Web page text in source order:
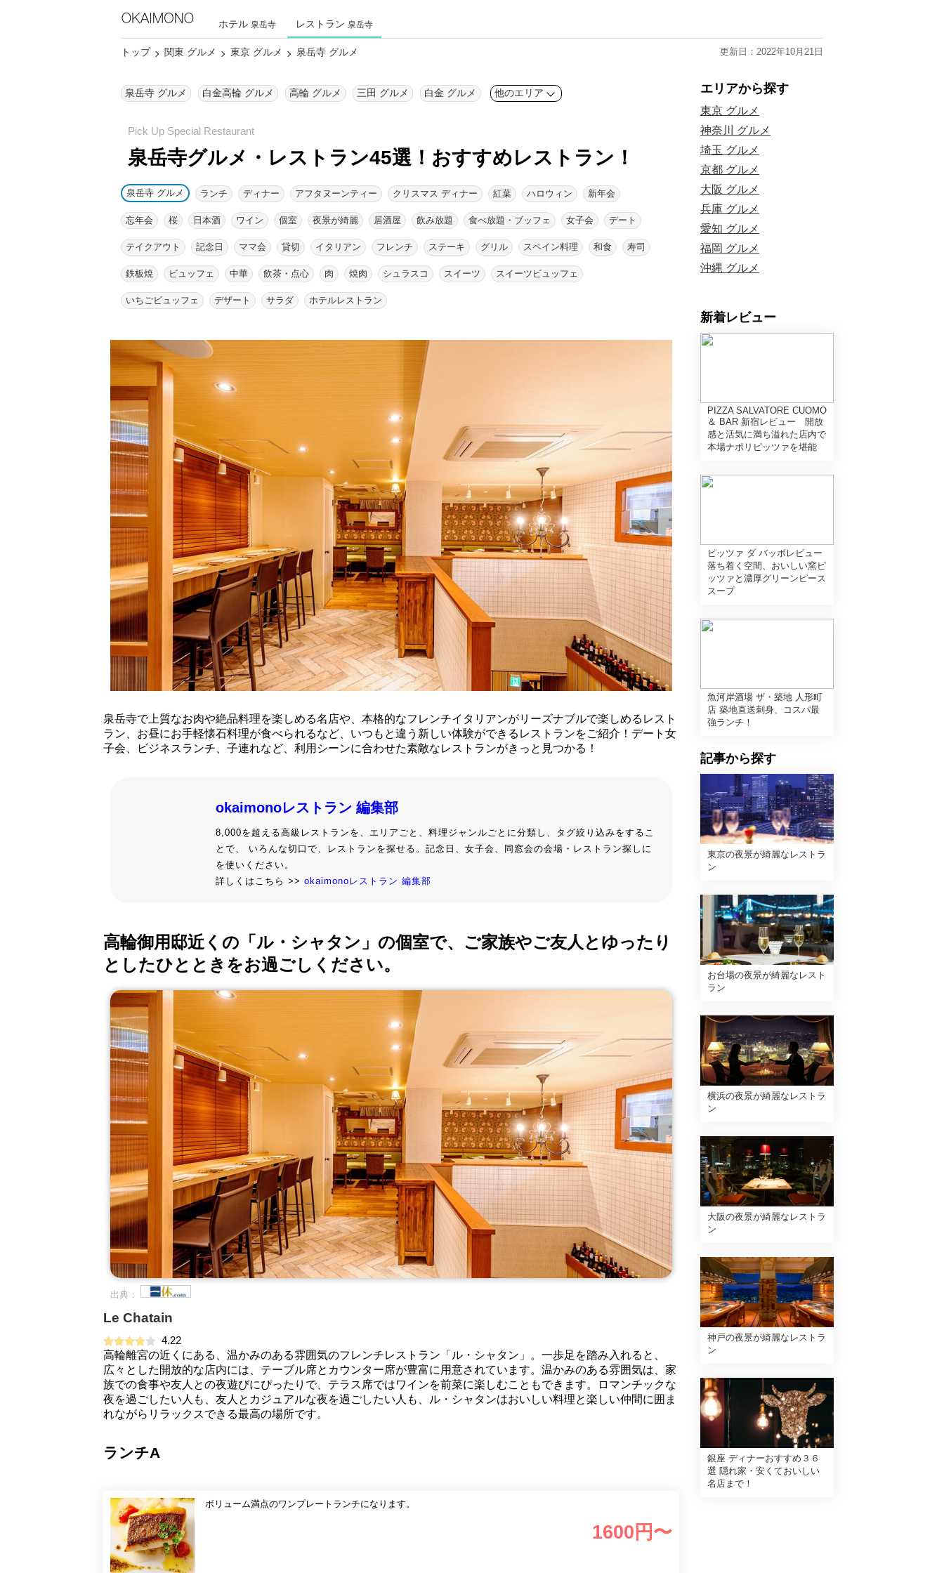
ホテル 泉岳寺 レストラン 泉岳寺
トップ 関東 グルメ 東京 グルメ 泉岳寺 グルメ 更新日：2022年10月21日
泉岳寺 グルメ 白金高輪 グルメ 高輪 グルメ 三田 グルメ 白金 グルメ 他のエリア
泉岳寺グルメ・レストラン45選！ おすすめレストラン！
泉岳寺 グルメ ランチ ディナー アフタヌーンティー クリスマス ディナー 紅葉 ハロウィン 新年会
忘年会 桜 日本酒 ワイン 個室 夜景が綺麗 居酒屋 飲み放題 食べ放題・ブッフェ 女子会 デート
テイクアウト 記念日 ママ会 貸切 イタリアン フレンチ ステーキ グリル スペイン料理 和食 寿司
鉄板焼 ビュッフェ 中華 飲茶・点心 肉 焼肉 シュラスコ スイーツ スイーツビュッフェ
いちごビュッフェ デザート サラダ ホテルレストラン
泉岳寺で上質なお肉や絶品料理を楽しめる名店や、本格的なフレンチイタリアンがリーズナブルで楽しめるレスト
ラン、お昼にお手軽懐石料理が食べられるなど、いつもと違う新しい体験ができるレストランをご紹介！デート女
子会、ビジネスランチ、子連れなど、利用シーンに合わせた素敵なレストランがきっと見つかる！
okaimonoレストラン 編集部
8,000を超える高級レストランを、エリアごと、料理ジャンルごとに分類し、タグ絞り込みをするこ
とで、 いろんな切口で、レストランを探せる。記念日、女子会、同窓会の会場・レストラン探しに
を使いください。
詳しくはこちら >> okaimonoレストラン 編集部
高輪御用邸近くの「ル・シャタン」の個室で、ご家族やご友人とゆったり
としたひとときをお過ごしください。
出典：
Le Chatain
4.22
高輪離宮の近くにある、温かみのある雰囲気のフレンチレストラン「ル・シャタン」。一歩足を踏み入れると、
広々とした開放的な店内には、テーブル席とカウンター席が豊富に用意されています。温かみのある雰囲気は、家
族での食事や友人との夜遊びにぴったりで、テラス席ではワインを前菜に楽しむこともできます。ロマンチックな
夜を過ごしたい人も、友人とカジュアルな夜を過ごしたい人も、ル・シャタンはおいしい料理と楽しい仲間に囲ま
れながらリラックスできる最高の場所です。
ランチA
ボリューム満点のワンプレートランチになります。
1600 円〜
エリアから探す
東京 グルメ
神奈川 グルメ
埼玉 グルメ
京都 グルメ
大阪 グルメ
兵庫 グルメ
愛知 グルメ
福岡 グルメ
沖縄 グルメ
新着レビュー
PIZZA SALVATORE CUOMO
＆ BAR 新宿レビュー 開放
感と活気に満ち溢れた店内で
本場ナポリピッツァを堪能
ピッツァ ダ バッボレビュー
落ち着く空間、おいしい窯ピ
ッツァと濃厚グリーンピース
スープ
魚河岸酒場 ザ・築地 人形町
店 築地直送刺身、コスパ最
強ランチ！
記事から探す
東京の夜景が綺麗なレストラ
ン
お台場の夜景が綺麗なレスト
ラン
横浜の夜景が綺麗なレストラ
ン
大阪の夜景が綺麗なレストラ
ン
神戸の夜景が綺麗なレストラ
ン
銀座 ディナーおすすめ３６
選 隠れ家・安くておいしい
名店まで！